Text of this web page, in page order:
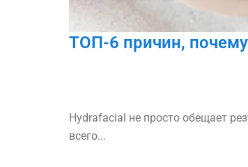
ТОП-6 причин,
Hydrafacial не просто обещает
всего...